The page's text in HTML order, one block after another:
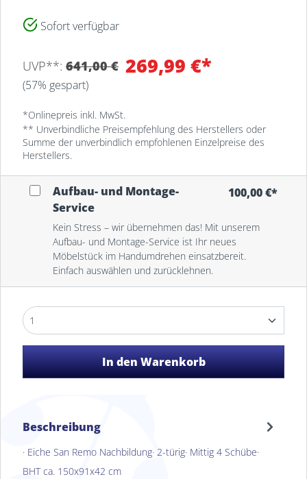
Beschreibung
· Eiche San Remo Nachbildung· 2-türig· Mittig 4 Schübe·
BHT ca. 150x91x42 cm
269,99 €*
UVP**: 641,00 €
(57% gespart)
*Onlinepreis inkl. MwSt.
** Unverbindliche Preisempfehlung des Herstellers oder
Summe der unverbindlich empfohlenen Einzelpreise des
Herstellers.
Sofort verfügbar
MEYERHOFF-Lager
Osterholz-Scharmbeck
8
MEYERHOFF Osterholz-
Scharmbeck
Aufbau- und Montage-
Service
Kein Stress – wir übernehmen das! Mit unserem
Aufbau- und Montage-Service ist Ihr neues
Möbelstück im Handumdrehen einsatzbereit.
Einfach auswählen und zurücklehnen.
100,00 €*
In den Warenkorb